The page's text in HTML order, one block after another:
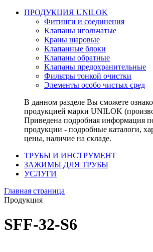
ПРОДУКЦИЯ UNILOK
Фитинги и соединения
Клапаны игольчатые
Краны шаровые
Клапанные блоки
Клапаны обратные
Клапаны предохранительные
Фильтры тонкой очистки
Элементы особо чистых сред
В данном разделе Вы сможете
продукцией марки UNILOK
Приведена подробная информация
продукции - подробные каталоги,
цены, наличие на складе.
ТРУБЫ И ИНСТРУМЕНТ
ЗАЖИМЫ ДЛЯ ТРУБЫ
УСЛУГИ
Главная страница
Продукция
SFF-32-S6